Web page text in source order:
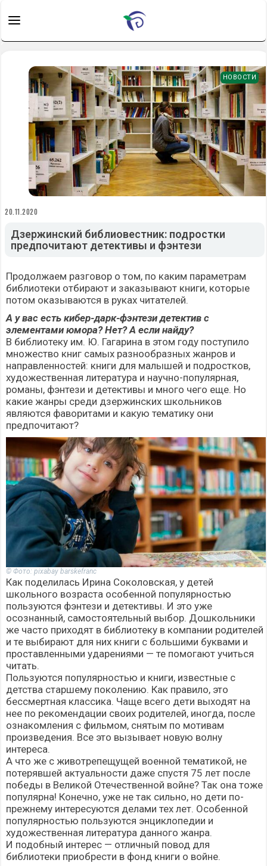
НОВОСТИ
20.11.2020
Дзержинский библиовестник: подростки
предпочитают детективы и фэнтези
Продолжаем разговор о том, по каким параметрам
библиотеки отбирают и заказывают книги, которые
потом оказываются в руках читателей.
А у вас есть кибер-дарк-фэнтези детектив с
элементами юмора? Нет? А если найду?
В библиотеку им. Ю. Гагарина в этом году поступило
множество книг самых разнообразных жанров и
направленностей: книги для малышей и подростков,
художественная литература и научно-популярная,
романы, фэнтези и детективы и много чего еще. Но
какие жанры среди дзержинских школьников
являются фаворитами и какую тематику они
предпочитают?
© Фото: pixabay barskefranc
Как поделилась Ирина Соколовская, у детей
школьного возраста особенной популярностью
пользуются фэнтези и детективы. И это уже
осознанный, самостоятельный выбор. Дошкольники
же часто приходят в библиотеку в компании родителей
и те выбирают для них книги с большими буквами и
проставленными ударениями — те помогают учиться
читать.
Пользуются популярностью и книги, известные с
детства старшему поколению. Как правило, это
бессмертная классика. Чаще всего дети выходят на
нее по рекомендации своих родителей, иногда, после
ознакомления с фильмом, снятым по мотивам
произведения. Все это вызывает новую волну
интереса.
А что же с животрепещущей военной тематикой, не
потерявшей актуальности даже спустя 75 лет после
победы в Великой Отечественной войне? Так она тоже
популярна! Конечно, уже не так сильно, но дети по-
прежнему интересуются делами тех лет. Особенной
популярностью пользуются энциклопедии и
художественная литература данного жанра.
И подобный интерес — отличный повод для
библиотеки приобрести в фонд книги о войне.